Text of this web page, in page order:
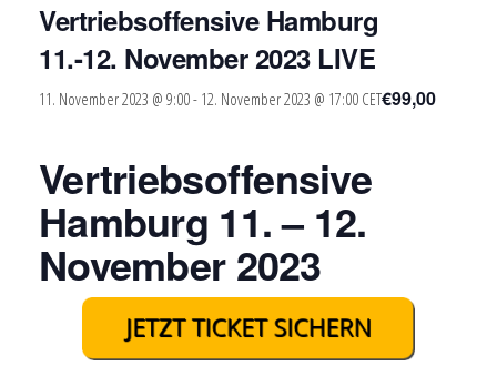
Vertriebsoffensive Hamburg
11.-12. November 2023 LIVE
11. November 2023 @ 9:00- 12. November 2023 @ 17:00 CET€99,00
Vertriebsoffensive
Hamburg 11. – 12.
November 2023